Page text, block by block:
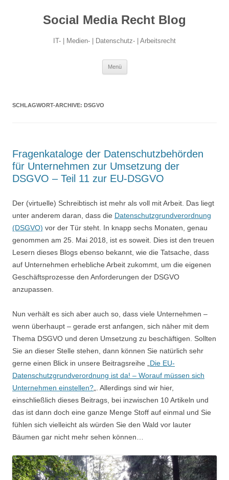
Social Media Recht Blog
IT- | Medien- | Datenschutz- | Arbeitsrecht
Menü
SCHLAGWORT-ARCHIVE: DSGVO
Fragenkataloge der Datenschutzbehörden
für Unternehmen zur Umsetzung der
DSGVO – Teil 11 zur EU-DSGVO
Der (virtuelle) Schreibtisch ist mehr als voll mit Arbeit. Das liegt
unter anderem daran, dass die Datenschutzgrundverordnung
(DSGVO) vor der Tür steht. In knapp sechs Monaten, genau
genommen am 25. Mai 2018, ist es soweit. Dies ist den treuen
Lesern dieses Blogs ebenso bekannt, wie die Tatsache, dass
auf Unternehmen erhebliche Arbeit zukommt, um die eigenen
Geschäftsprozesse den Anforderungen der DSGVO
anzupassen.
Nun verhält es sich aber auch so, dass viele Unternehmen –
wenn überhaupt – gerade erst anfangen, sich näher mit dem
Thema DSGVO und deren Umsetzung zu beschäftigen. Sollten
Sie an dieser Stelle stehen, dann können Sie natürlich sehr
gerne einen Blick in unsere Beitragsreihe „ Die EU-
Datenschutzgrundverordnung ist da! – Worauf müssen sich
Unternehmen einstellen? „. Allerdings sind wir hier,
einschließlich dieses Beitrags, bei inzwischen 10 Artikeln und
das ist dann doch eine ganze Menge Stoff auf einmal und Sie
fühlen sich vielleicht als würden Sie den Wald vor lauter
Bäumen gar nicht mehr sehen können…